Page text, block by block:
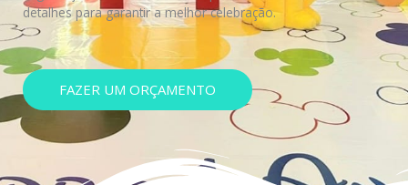
detalhes para garantir a melhor celebração.
FAZER UM ORÇAMENTO